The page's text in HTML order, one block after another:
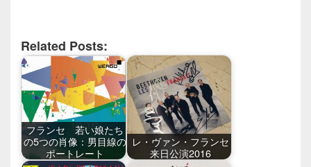
Related Posts:
フランセ 若い娘たち
の5つの肖像：男目線の
ポートレート
レ・ヴァン・フランセ
来日公演2016